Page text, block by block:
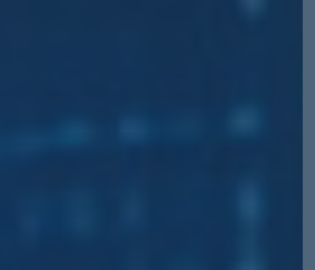
und Website in diesem Browser für
speichern.